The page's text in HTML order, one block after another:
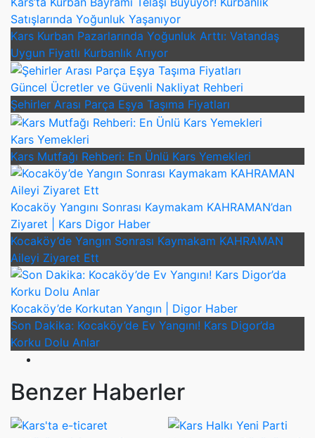
Satışlarında Yoğunluk Yaşanıyor
Kars Kurban Pazarlarında Yoğunluk Arttı: Vatandaş
Uygun Fiyatlı Kurbanlık Arıyor
Güncel Ücretler ve Güvenli Nakliyat Rehberi
Şehirler Arası Parça Eşya Taşıma Fiyatları
Kars Yemekleri
Kars Mutfağı Rehberi: En Ünlü Kars Yemekleri
Kocaköy Yangını Sonrası Kaymakam KAHRAMAN’dan
Ziyaret | Kars Digor Haber
Kocaköy’de Yangın Sonrası Kaymakam KAHRAMAN
Aileyi Ziyaret Ett
Kocaköy’de Korkutan Yangın | Digor Haber
Son Dakika: Kocaköy’de Ev Yangını! Kars Digor’da
Korku Dolu Anlar
Benzer Haberler